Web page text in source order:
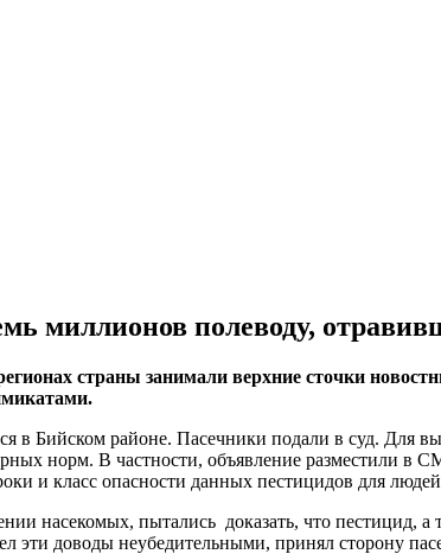
миллионов полеводу,
страны занимали верхние сточки
Бийском районе. Пасечники подали в суд. Для
норм. В частности, объявление разместили
и класс опасности данных пестицидов для
насекомых, пытались доказать, что пестицид,
эти доводы неубедительными, принял сторону